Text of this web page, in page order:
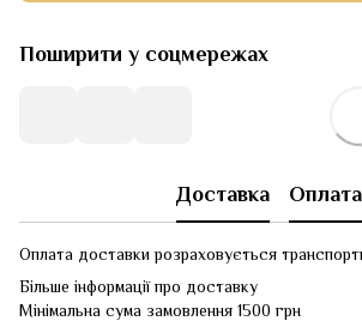
Поширити у соцмережах
Доставка Оплата
Оплата доставки розраховується
Більше інформації про доставку
Мінімальна сума замовлення 1500 грн